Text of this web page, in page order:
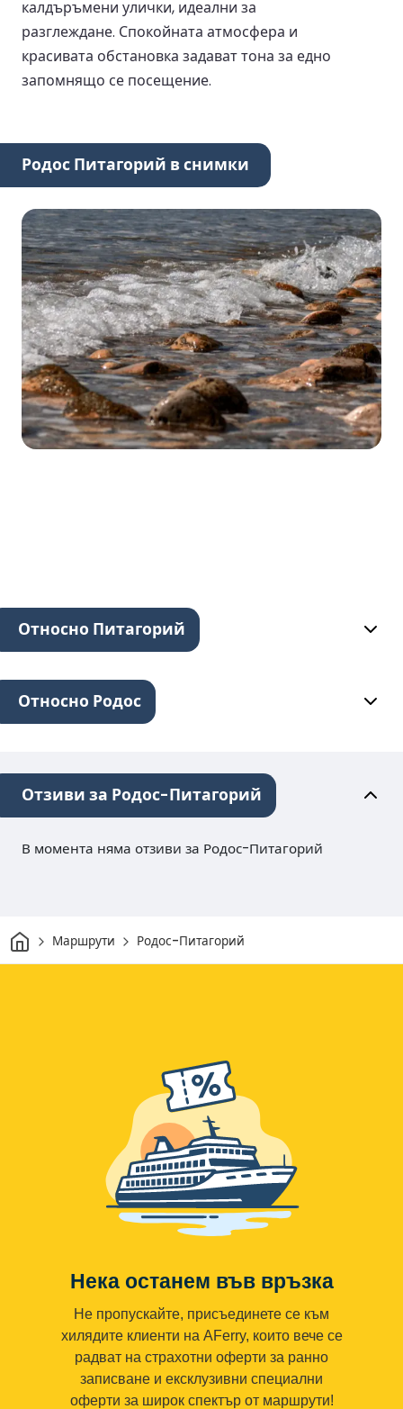
калдъръмени улички, идеални за
разглеждане. Спокойната атмосфера и
красивата обстановка задават тона за едно
запомнящо се посещение.
Родос Питагорий в снимки
Относно Питагорий
Относно Родос
Отзиви за Родос-Питагорий
В момента няма отзиви за Родос-Питагорий
Начало
Маршрути Родос-Питагорий
Нека останем във връзка
Не пропускайте, присъединете се към
хилядите клиенти на AFerry, които вече се
радват на страхотни оферти за ранно
записване и ексклузивни специални
оферти за широк спектър от маршрути!